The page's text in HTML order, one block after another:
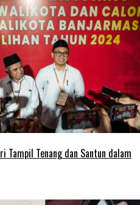
Tampil Tenang dan Santun dalam